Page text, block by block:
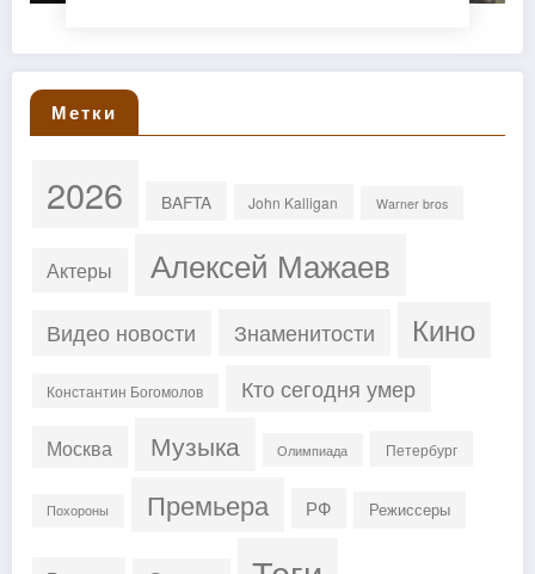
Метки
2026 BAFTA John Kalligan Warner bros
Актеры Алексей Мажаев
Видео новости Знаменитости Кино
Константин Богомолов Кто сегодня умер
Москва Музыка Олимпиада Петербург
Похороны Премьера РФ Режиссеры